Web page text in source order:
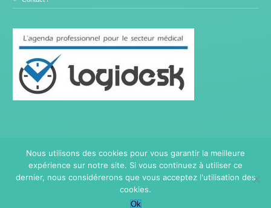
Copyright © 2014- 2026 Traitement Burnout.Tous droits
réservés.
Privium – Des services qui soutiennent vos soins. Pour
Nous utilisons des cookies pour vous garantir la meilleure
expérience sur notre site. Si vous continuez à utiliser ce
dernier, nous considérerons que vous acceptez l'utilisation des
cookies.
Ok